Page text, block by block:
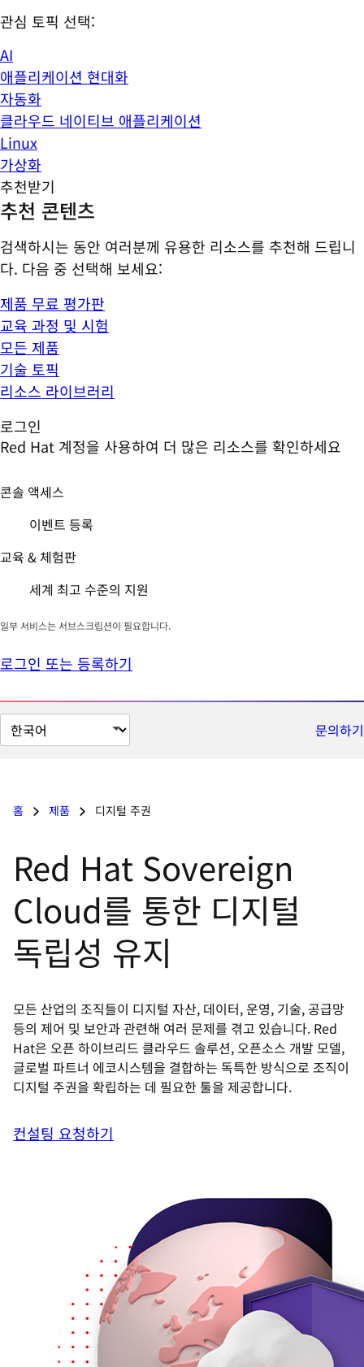
관심 토픽 선택:
AI
애플리케이션 현대화
자동화
클라우드 네이티브 애플리케이션
Linux
가상화
추천받기
추천 콘텐츠
검색하시는 동안 여러분께 유용한 리소스를 추천해 드립니
다. 다음 중 선택해 보세요:
제품 무료 평가판
교육 과정 및 시험
모든 제품
기술 토픽
리소스 라이브러리
로그인
Red Hat 계정을 사용하여 더 많은 리소스를 확인하세요
콘솔 액세스
이벤트 등록
교육 & 체험판
세계 최고 수준의 지원
일부 서비스는 서브스크립션이 필요합니다.
로그인 또는 등록하기
페
이
어
문의하기
홈 제품 디지털 주권
Red Hat Sovereign
Cloud를 통한 디지털
독립성 유지
모든 산업의 조직들이 디지털 자산, 데이터, 운영, 기술, 공급망
등의 제어 및 보안과 관련해 여러 문제를 겪고 있습니다. Red
Hat은 오픈 하이브리드 클라우드 솔루션, 오픈소스 개발 모델,
글로벌 파트너 에코시스템을 결합하는 독특한 방식으로 조직이
디지털 주권을 확립하는 데 필요한 툴을 제공합니다.
컨설팅 요청하기